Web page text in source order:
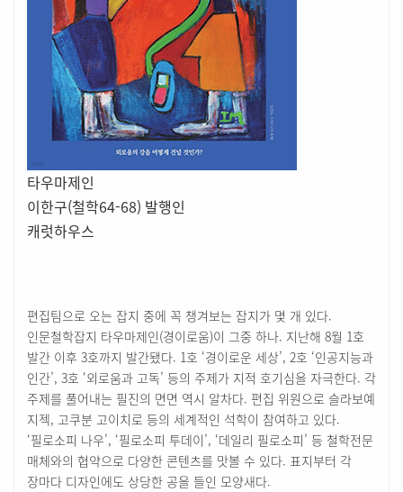
타우마제인
이한구(철학64-68) 발행인
캐럿하우스
편집팀으로 오는 잡지 중에 꼭 챙겨보는 잡지가 몇 개 있다.
인문철학잡지 타우마제인(경이로움)이 그중 하나. 지난해 8월 1호
발간 이후 3호까지 발간됐다. 1호 ‘경이로운 세상’, 2호 ‘인공지능과
인간’, 3호 ‘외로움과 고독’ 등의 주제가 지적 호기심을 자극한다. 각
주제를 풀어내는 필진의 면면 역시 알차다. 편집 위원으로 슬라보예
지젝, 고쿠분 고이치로 등의 세계적인 석학이 참여하고 있다.
‘필로소피 나우’, ‘필로소피 투데이’, ‘데일리 필로소피’ 등 철학전문
매체와의 협약으로 다양한 콘텐츠를 맛볼 수 있다. 표지부터 각
장마다 디자인에도 상당한 공을 들인 모양새다.